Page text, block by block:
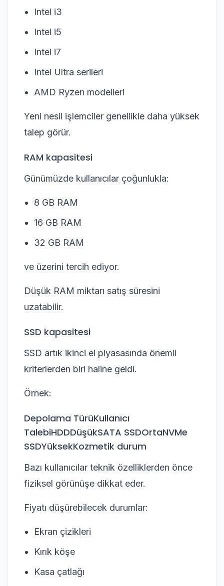
Intel i3
Intel i5
Intel i7
Intel Ultra serileri
AMD Ryzen modelleri
Yeni nesil işlemciler genellikle daha yüksek
talep görür.
RAM kapasitesi
Günümüzde kullanıcılar çoğunlukla:
8 GB RAM
16 GB RAM
32 GB RAM
ve üzerini tercih ediyor.
Düşük RAM miktarı satış süresini
uzatabilir.
SSD kapasitesi
SSD artık ikinci el piyasasında önemli
kriterlerden biri haline geldi.
Örnek:
Depolama TürüKullanıcı
TalebiHDDDüşükSATA SSDOrtaNVMe
SSDYüksekKozmetik durum
Bazı kullanıcılar teknik özelliklerden önce
fiziksel görünüşe dikkat eder.
Fiyatı düşürebilecek durumlar:
Ekran çizikleri
Kırık köşe
Kasa çatlağı